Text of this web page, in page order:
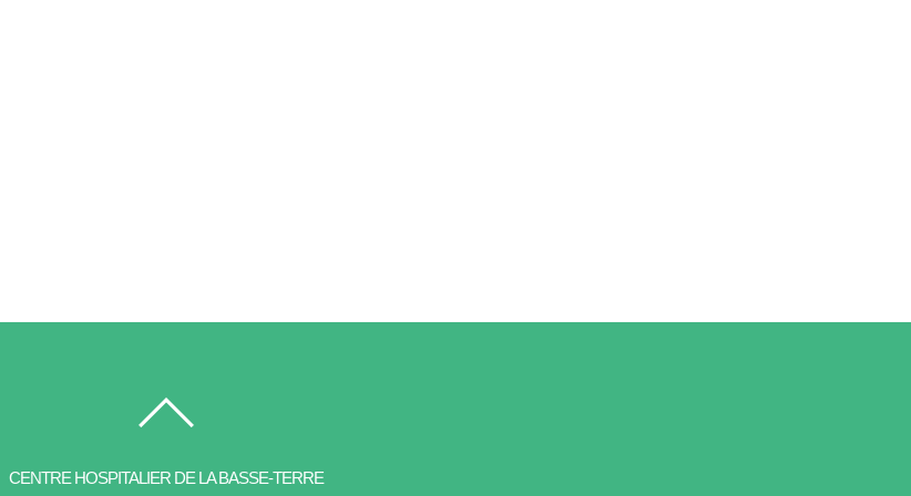
CENTRE HOSPITALIER DE LA BASSE-TERRE